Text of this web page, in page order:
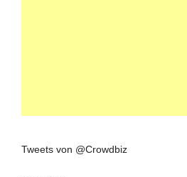
Tweets von @Crowdbiz